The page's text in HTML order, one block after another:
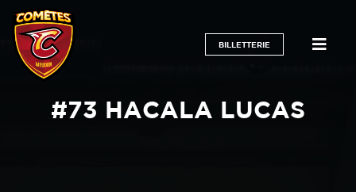
BILLETTERIE
#73 HACALA LUCAS